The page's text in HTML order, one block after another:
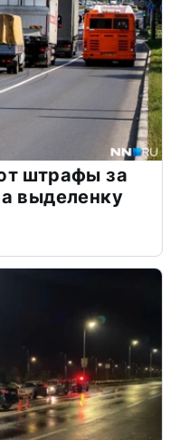
штрафы за
выделенку